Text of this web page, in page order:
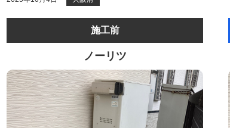
施工前
ノーリツ